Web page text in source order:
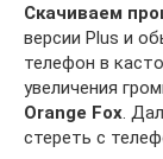
Скачиваем
версии Plus и
телефон в
увеличения
Orange Fox.
стереть с